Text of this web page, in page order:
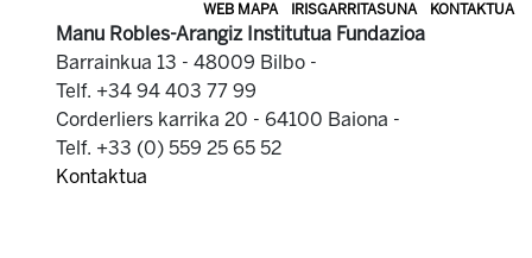
WEB MAPA
IRISGARRITASUNA KONTAKTUA
Manu Robles-Arangiz Institutua Fundazioa
Barrainkua 13 - 48009 Bilbo -
Telf. +34 94 403 77 99
Corderliers karrika 20 - 64100 Baiona -
Telf. +33 (0) 559 25 65 52
Kontaktua